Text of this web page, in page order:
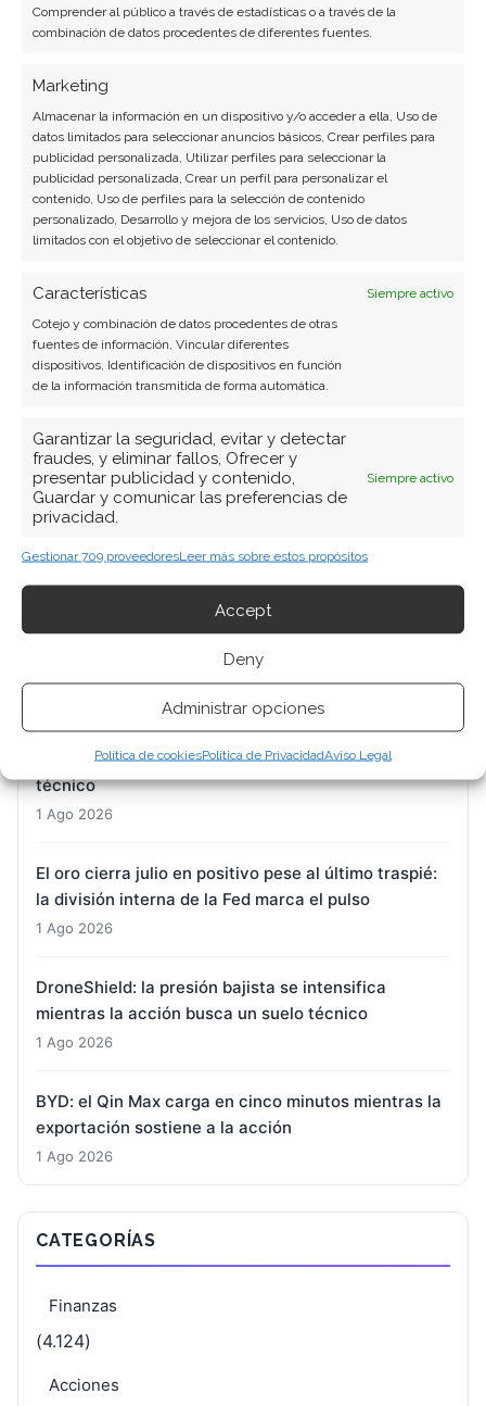
Comprender al público a través de estadísticas o a través de la
combinación de datos procedentes de diferentes fuentes.
Marketing
Almacenar la información en un dispositivo y/o acceder a ella, Uso de
datos limitados para seleccionar anuncios básicos, Crear perfiles para
publicidad personalizada, Utilizar perfiles para seleccionar la
publicidad personalizada, Crear un perfil para personalizar el
contenido, Uso de perfiles para la selección de contenido
personalizado, Desarrollo y mejora de los servicios, Uso de datos
limitados con el objetivo de seleccionar el contenido.
Características
Siempre activo
Cotejo y combinación de datos procedentes de otras
fuentes de información, Vincular diferentes
dispositivos, Identificación de dispositivos en función
de la información transmitida de forma automática.
Garantizar la seguridad, evitar y detectar
fraudes, y eliminar fallos, Ofrecer y
presentar publicidad y contenido,
Guardar y comunicar las preferencias de
privacidad.
Siempre activo
Gestionar 709 proveedoresLeer más sobre estos propósitos
Accept
Deny
Administrar opciones
Política de cookiesPolítica de PrivacidadAviso Legal
Periodista especializada en tecnología y
transformación digital con más de 8 años de
ciberseguridad y startups tecnológicas.
Ver todos los artículos →
BUSCAR
ARTÍCULOS RECIENTES
Micron: el mercado liquida posiciones mientras la
SK Hynix: el rebote del 30% que divide a los
analistas entre el suelo del mercado y el espejismo
técnico
1 Ago 2026
El oro cierra julio en positivo pese al último traspié:
la división interna de la Fed marca el pulso
1 Ago 2026
DroneShield: la presión bajista se intensifica
mientras la acción busca un suelo técnico
1 Ago 2026
BYD: el Qin Max carga en cinco minutos mientras la
exportación sostiene a la acción
1 Ago 2026
CATEGORÍAS
Finanzas
(4.124)
Acciones